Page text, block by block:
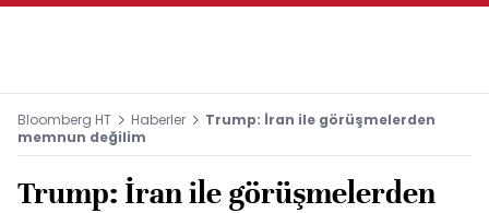
Bloomberg HT Haberler
Trump: İran ile görüşmelerden
memnun değilim
Trump: İran ile görüşmelerden